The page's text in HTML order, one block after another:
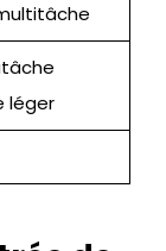
léger